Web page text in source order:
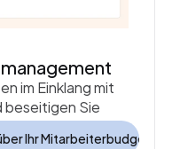
im Einklang mit
beseitigen Sie
Ihr Mitarbeiterbudget